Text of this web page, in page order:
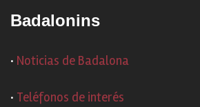
Badalonins
· Noticias de Badalona
· Teléfonos de interés